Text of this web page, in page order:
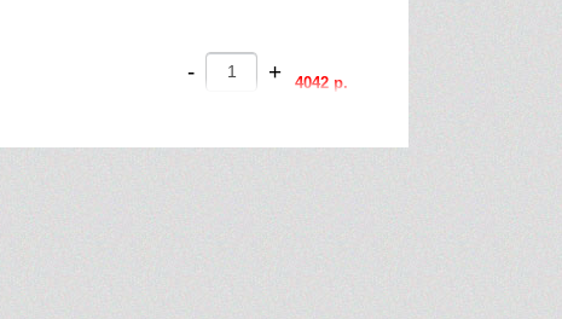
- + 4042 р.